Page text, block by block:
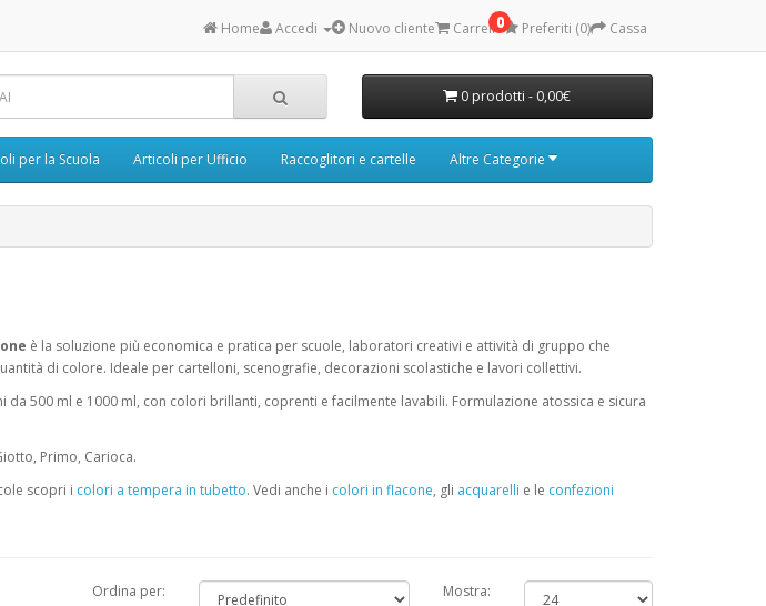
Home Accedi Nuovo cliente 0
Carrello Preferiti (0) Cassa
0 prodotti - 0,00€
per la Scuola Articoli per Ufficio Raccoglitori e cartelle Altre Categorie
è la soluzione più economica e pratica per scuole, laboratori creativi e attività di gruppo che
di colore. Ideale per cartelloni, scenografie, decorazioni scolastiche e lavori collettivi.
da 500 ml e 1000 ml, con colori brillanti, coprenti e facilmente lavabili. Formulazione atossica e sicura
Primo, Carioca.
scopri i colori a tempera in tubetto. Vedi anche i colori in flacone, gli acquarelli e le confezioni
Ordina per: Mostra: